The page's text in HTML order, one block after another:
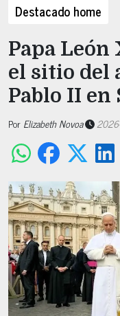
Destacado home
Papa
el sitio del
Pablo II en
Por Elizabeth Novoa